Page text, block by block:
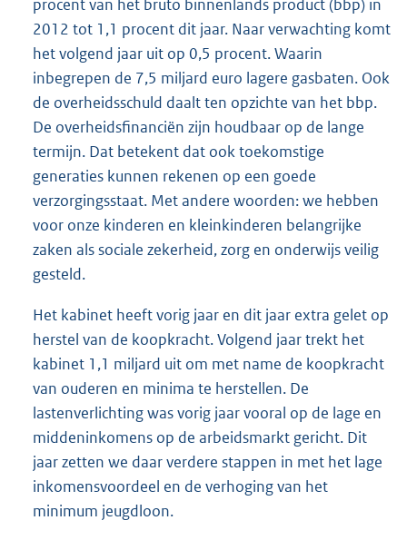
procent van het bruto binnenlands product (bbp) in
2012 tot 1,1 procent dit jaar. Naar verwachting komt
het volgend jaar uit op 0,5 procent. Waarin
inbegrepen de 7,5 miljard euro lagere gasbaten. Ook
de overheidsschuld daalt ten opzichte van het bbp.
De overheidsfinanciën zijn houdbaar op de lange
termijn. Dat betekent dat ook toekomstige
generaties kunnen rekenen op een goede
verzorgingsstaat. Met andere woorden: we hebben
voor onze kinderen en kleinkinderen belangrijke
zaken als sociale zekerheid, zorg en onderwijs veilig
gesteld.
Het kabinet heeft vorig jaar en dit jaar extra gelet op
herstel van de koopkracht. Volgend jaar trekt het
kabinet 1,1 miljard uit om met name de koopkracht
van ouderen en minima te herstellen. De
lastenverlichting was vorig jaar vooral op de lage en
middeninkomens op de arbeidsmarkt gericht. Dit
jaar zetten we daar verdere stappen in met het lage
inkomensvoordeel en de verhoging van het
minimum jeugdloon.